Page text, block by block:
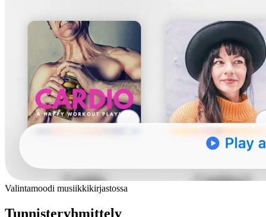
Valintamoodi musiikkikirjastossa
Tunnisteryhmittely